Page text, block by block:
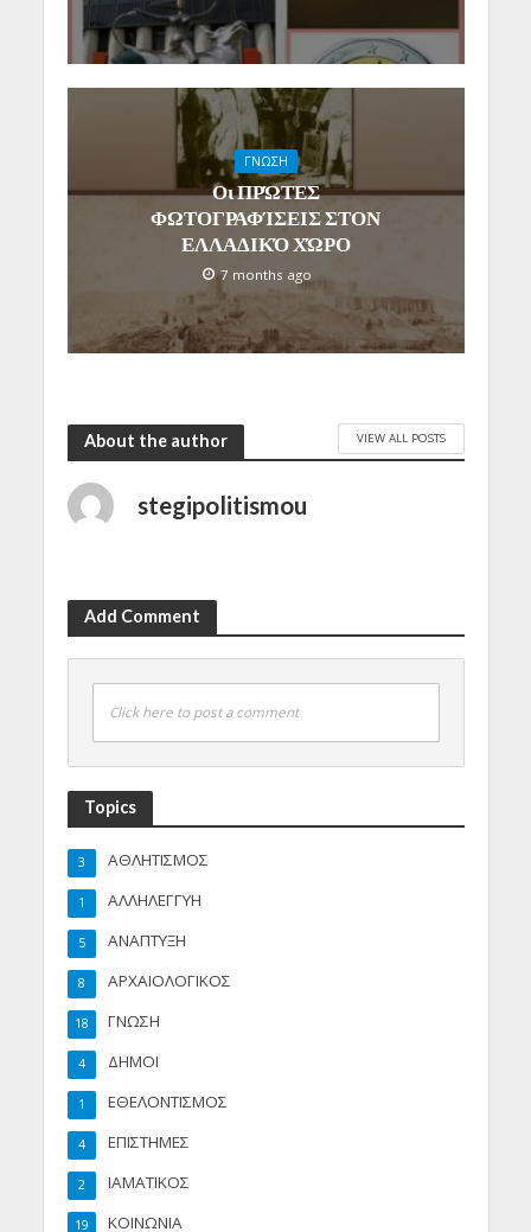
ΓΝΩΣΗ
Οι ΠΡΏΤΕΣ
ΦΩΤΟΓΡΑΦΊΣΕΙΣ ΣΤΟΝ
ΕΛΛΑΔΙΚΌ ΧΏΡΟ
7 months ago
About the author VIEW ALL POSTS
stegipolitismou
Add Comment
Click here to post a comment
Topics
ΑΘΛΗΤΙΣΜΟΣ
3
ΑΛΛΗΛΕΓΓΥΗ
1
ΑΝΑΠΤΥΞΗ
5
ΑΡΧΑΙΟΛΟΓΙΚΟΣ
8
ΓΝΩΣΗ
18
ΔΗΜΟΙ
4
ΕΘΕΛΟΝΤΙΣΜΟΣ
1
ΕΠΙΣΤΗΜΕΣ
4
ΙΑΜΑΤΙΚΟΣ
2
ΚΟΙΝΩΝΙΑ
19